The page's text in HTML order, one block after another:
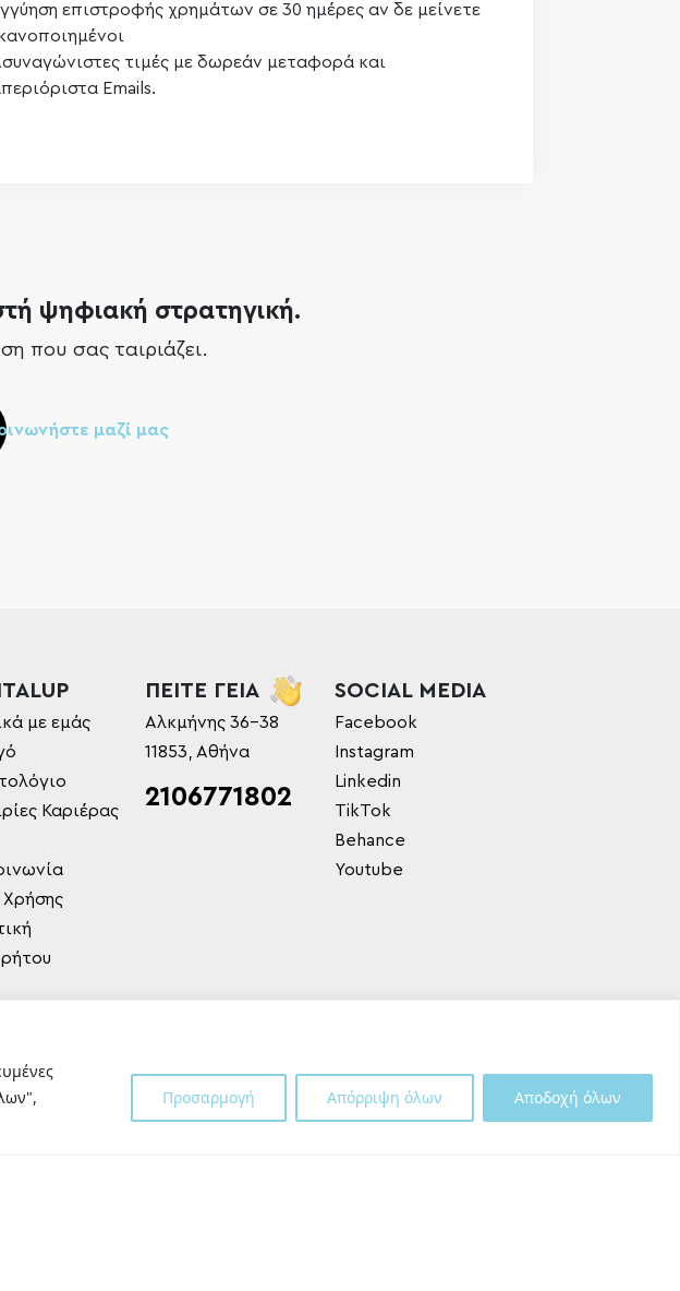
Προσαρμογή Απόρριψη όλων Αποδοχή όλων
επιστροφής χρημάτων σε 30 ημέρες αν δε μείνετε
τιμές με δωρεάν μεταφορά και
Εmails.
ψηφιακή στρατηγική.
που σας ταιριάζει.
μαζί μας
με εμάς
Καριέρας
ΠΕΙΤΕ ΓΕΙΑ
Αλκμήνης 36-38
11853, Αθήνα
2106771802
SOCIAL MEDIA
Facebook
Instagram
Linkedin
TikTok
Behance
Youtube